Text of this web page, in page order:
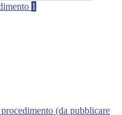
1
(da pubblicare